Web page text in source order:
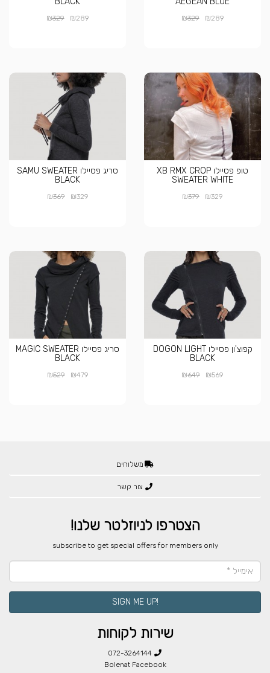
₪289
₪329
₪289
₪329
טופ פסיילו XB RMX CROP
SWEATER WHITE
₪329
₪379
סריג פסיילו SAMU SWEATER
BLACK
₪329
₪369
קפוצ'ון פסיילו DOGON LIGHT
BLACK
₪569
₪649
סריג פסיילו MAGIC SWEATER
BLACK
₪479
₪529
משלוחים
צור קשר
הצטרפו לניוזלטר שלנו!
​subscribe to get special offers for members only
!SIGN ME UP
שירות לקוחות
072-3264144
Bolenat Facebook